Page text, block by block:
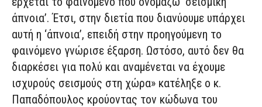
άπνοια’. Έτσι, στην διετία που διανύουμε υπάρχει
αυτή η ‘άπνοια’, επειδή στην προηγούμενη το
φαινόμενο γνώρισε έξαρση. Ωστόσο, αυτό δεν θα
διαρκέσει για πολύ και αναμένεται να έχουμε
ισχυρούς σεισμούς στη χώρα» κατέληξε ο κ.
Παπαδόπουλος κρούοντας τον κώδωνα του